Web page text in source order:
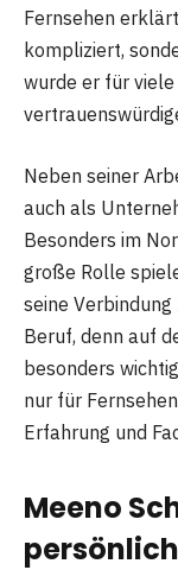
Fernsehen
kompliziert,
wurde er für
Neben seiner
auch als
Besonders im
große Rolle
seine
Beruf, denn auf
besonders
nur für
Erfahrung und
Meeno